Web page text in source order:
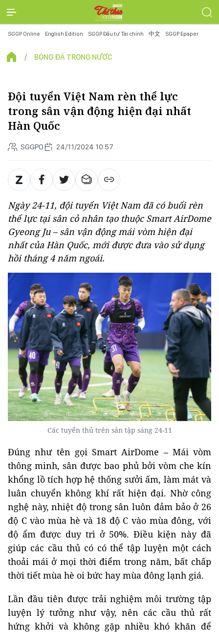
SGGP Online English Edition SGGP Đầu tư Tài chính 中文 SGGP Epaper
BÓNG ĐÁ TRONG NƯỚC
Đội tuyển Việt Nam rèn thể lực
trong sân vận động hiện đại nhất
Hàn Quốc
SGGPO 24/11/2024 10:57
Ngày 24-11, đội tuyển Việt Nam đã có buổi rèn
thể lực tại sân cỏ nhân tạo thuộc Smart AirDome
Gyeong Ju – sân vận động mái vòm hiện đại
nhất của Hàn Quốc, mới được đưa vào sử dụng
hồi tháng 4 năm ngoái.
Các tuyển thủ trên sân tập sáng 24-11
Đúng như tên gọi Smart AirDome – Mái vòm
thông minh, sân được bao phủ bởi vòm che kín
khổng lồ tích hợp hệ thống sưởi ấm, làm mát và
luân chuyển không khí rất hiện đại. Nhờ công
nghệ này, nhiệt độ trong sân luôn đảm bảo ở 26
độ C vào mùa hè và 18 độ C vào mùa đông, với
độ ẩm được duy trì ở 50%. Điều kiện này đã
giúp các cầu thủ có có thể tập luyện một cách
thoải mái ở mọi thời điểm trong năm, bất chấp
thời tiết mùa hè oi bức hay mùa đông lạnh giá.
Lần đầu tiên được trải nghiệm môi trường tập
luyện lý tưởng như vậy, nên các cầu thủ rất
hứng khởi và không gặp nhiều khó khăn để